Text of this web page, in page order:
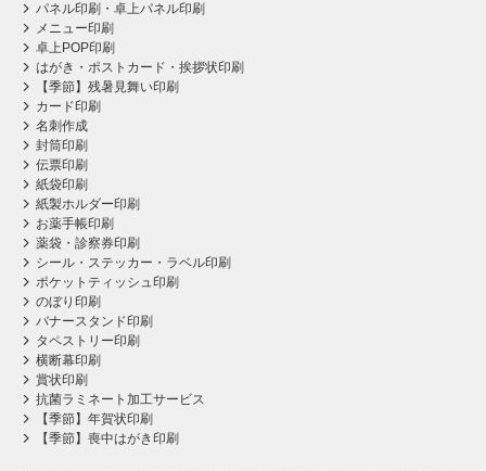
パネル印刷・卓上パネル印刷
メニュー印刷
卓上POP印刷
はがき・ポストカード・挨拶状印刷
【季節】残暑見舞い印刷
カード印刷
名刺作成
封筒印刷
伝票印刷
紙袋印刷
紙製ホルダー印刷
お薬手帳印刷
薬袋・診察券印刷
シール・ステッカー・ラベル印刷
ポケットティッシュ印刷
のぼり印刷
バナースタンド印刷
タペストリー印刷
横断幕印刷
賞状印刷
抗菌ラミネート加工サービス
【季節】年賀状印刷
【季節】喪中はがき印刷